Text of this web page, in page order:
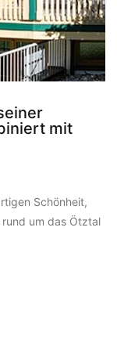
mit
Schönheit,
um das Ötztal